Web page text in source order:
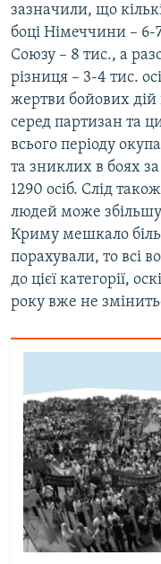
зазначили, що
боці Німеччини – 6-
Союзу – 8 тис., а
різниця – 3-4 тис.
жертви бойових
серед партизан та
всього періоду
та зниклих в боях
1290 осіб. Слід
людей може
Криму мешкало
порахували, то всі
до цієї категорії,
року вже не